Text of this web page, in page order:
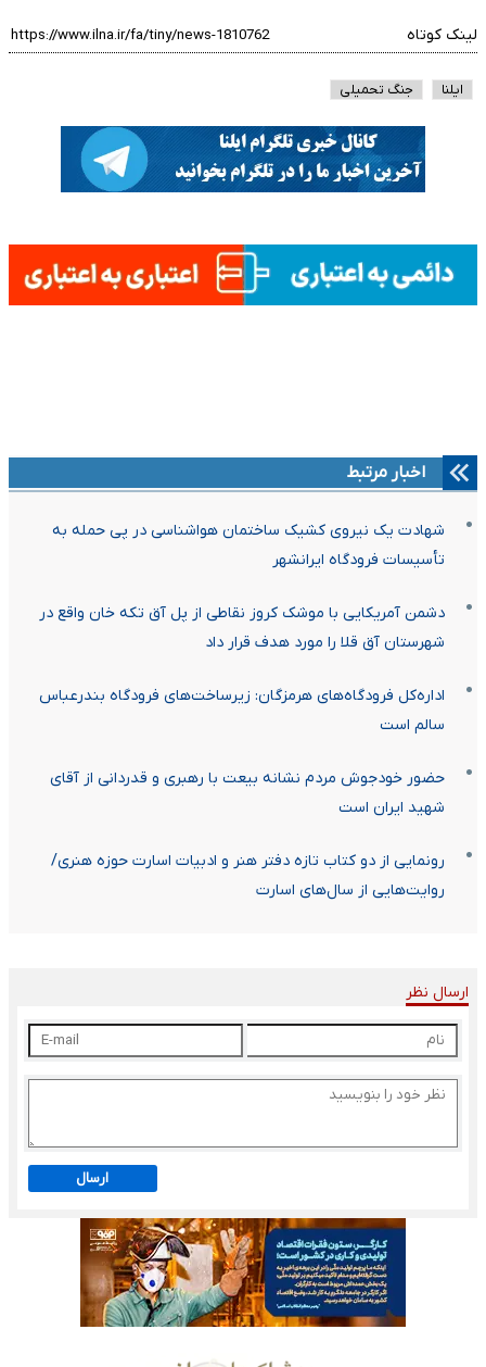
لینک کوتاه
ایلنا جنگ تحمیلی
اخبار مرتبط
شهادت یک نیروی کشیک ساختمان هواشناسی در پی حمله به
تأسیسات فرودگاه ایرانشهر
دشمن آمریکایی با موشک کروز نقاطی از پل آق تکه خان واقع در
شهرستان آق قلا را مورد هدف قرار داد
اداره‌کل فرودگاه‌های هرمزگان: زیرساخت‌های فرودگاه بندرعباس
سالم است
حضور خودجوش مردم نشانه بیعت با رهبری و قدردانی از آقای
شهید ایران است
رونمایی از دو کتاب تازه دفتر هنر و ادبیات اسارت حوزه هنری/
روایت‌هایی از سال‌های اسارت
ارسال نظر
ارسال